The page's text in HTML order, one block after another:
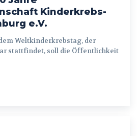
Kinderkrebs-
e.V.
stattfindet, soll die Öffentlichkeit